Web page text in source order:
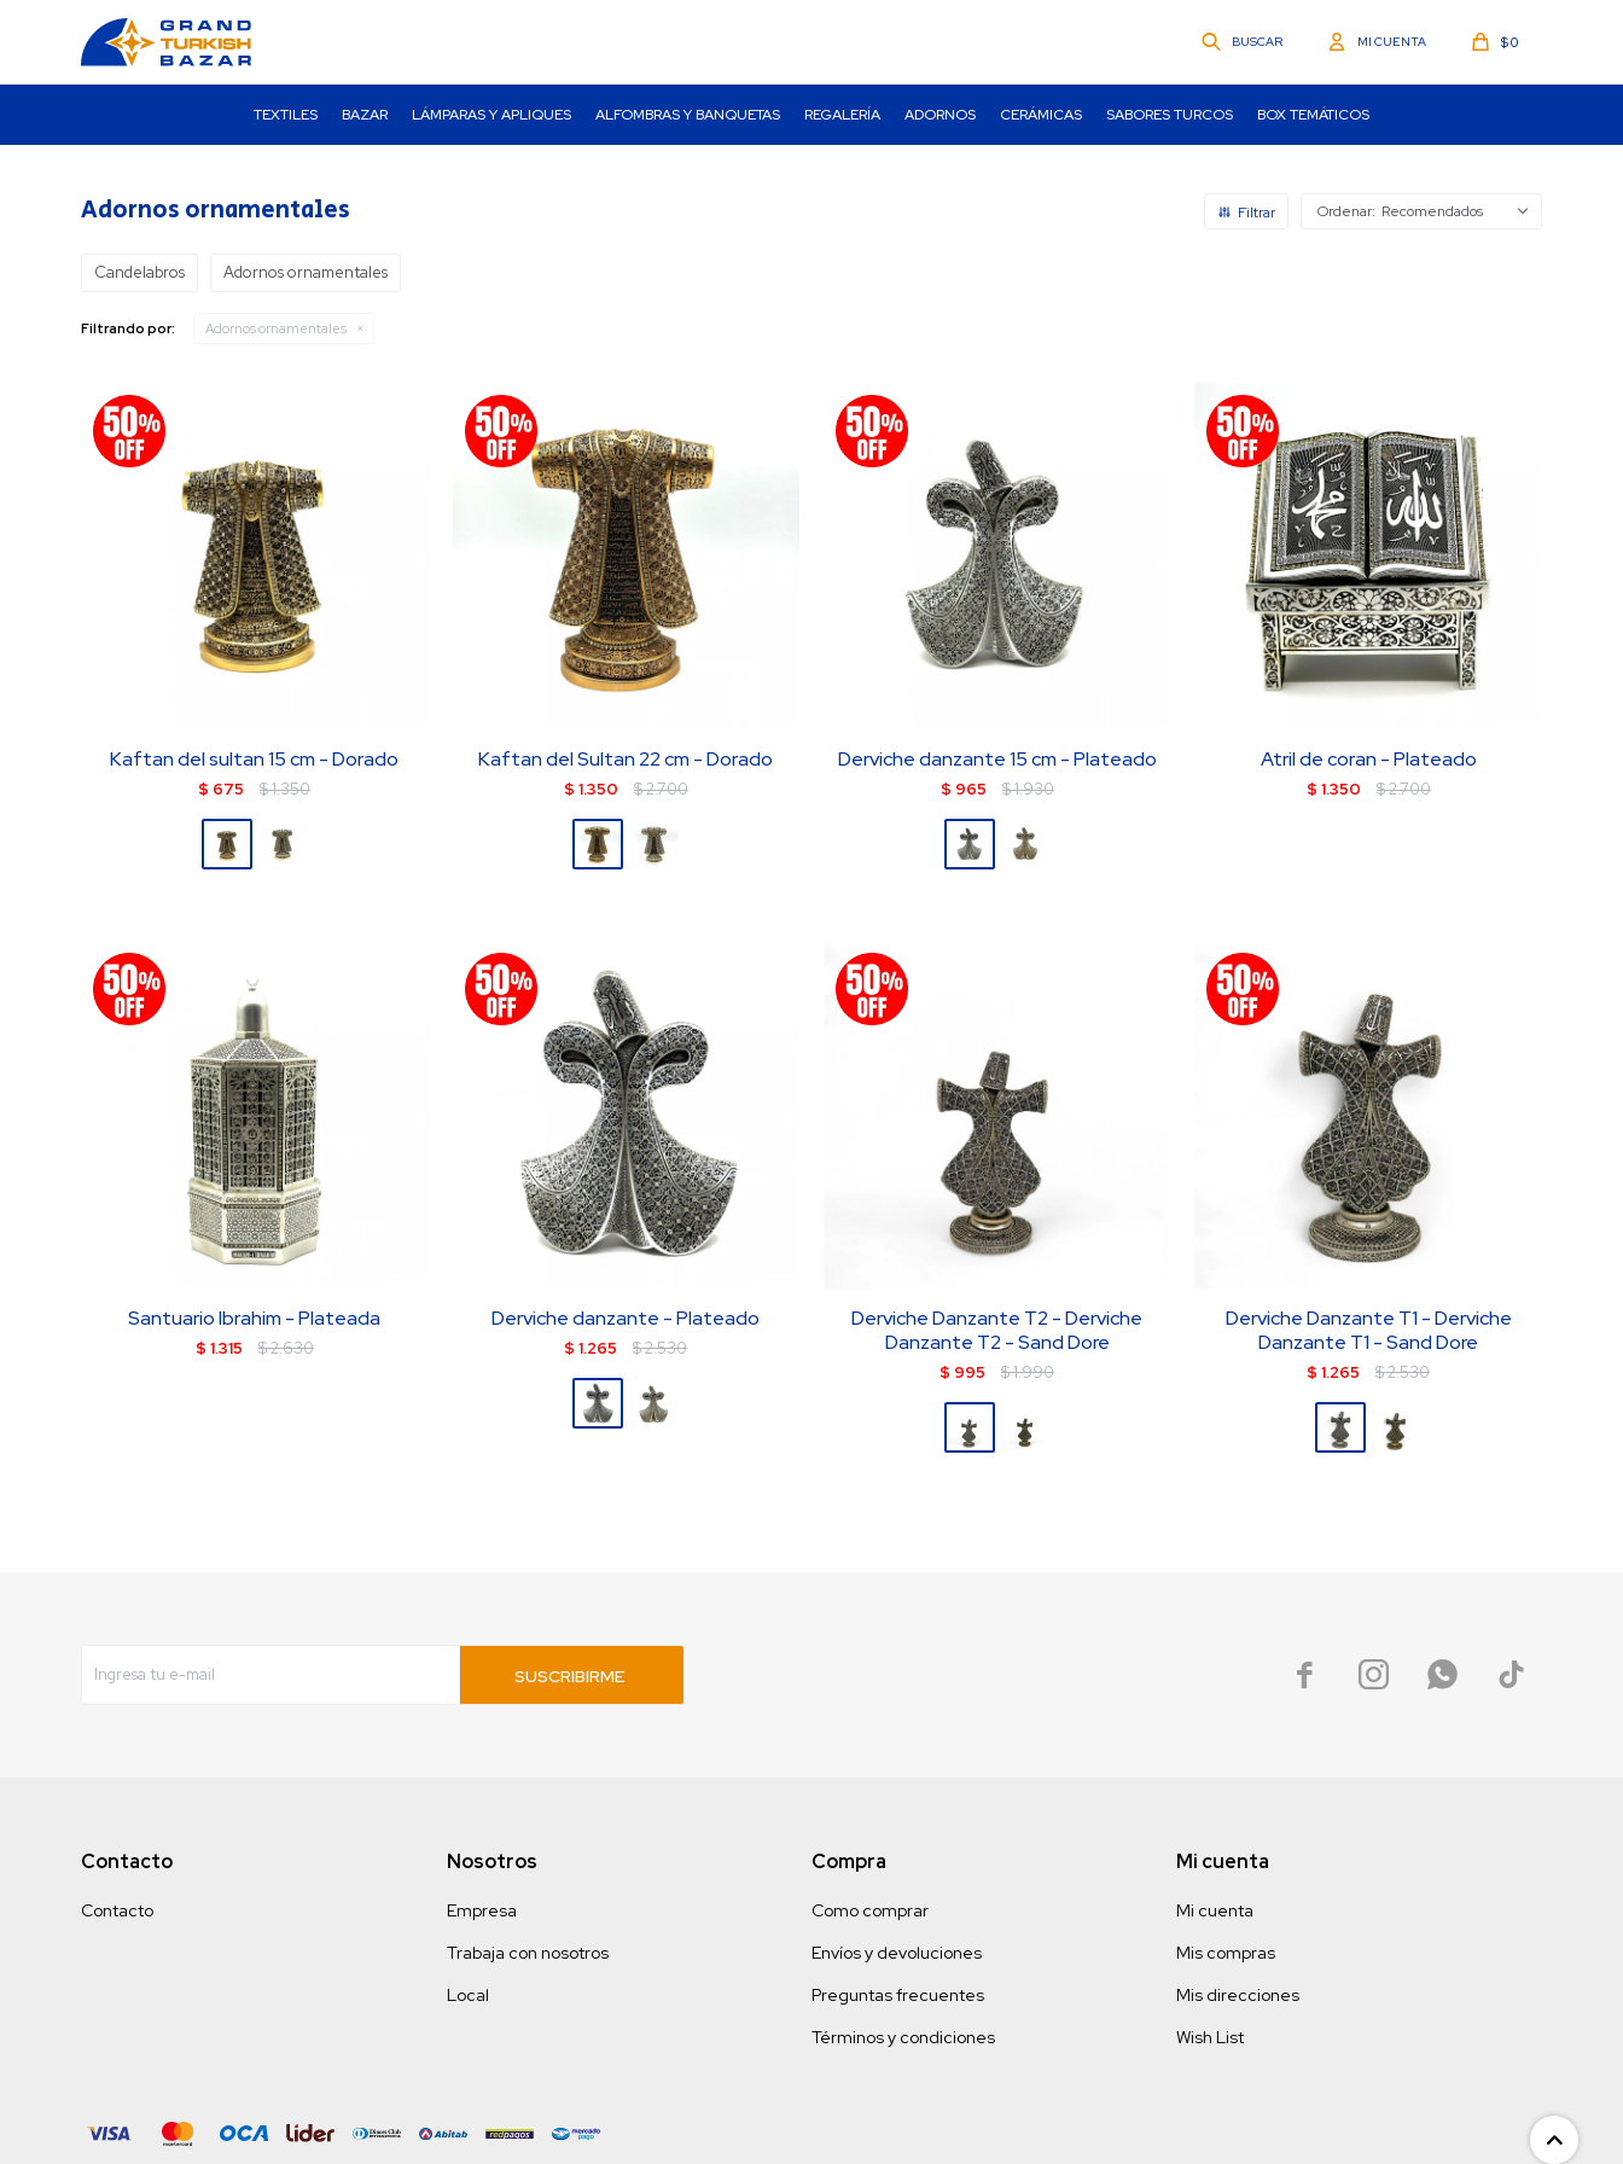
TEXTILES BAZAR LÁMPARAS Y APLIQUES ALFOMBRAS Y BANQUETAS REGALERÍA ADORNOS CERÁMICAS SABORES TURCOS BOX TEMÁTICOS
$0
Adornos ornamentales Recomendados
Candelabros Adornos ornamentales
Filtrando por: Adornos ornamentales
Kaftan del sultan 15 cm - Dorado
$ 675 $1.350
Kaftan del Sultan 22 cm - Dorado
$ 1.350 $2.700
Derviche danzante 15 cm - Plateado
$ 965 $1.930
Atril de coran - Plateado
$ 1.350 $2.700
Santuario Ibrahim - Plateada
$ 1.315 $2.630
Derviche danzante - Plateado
$ 1.265 $2.530
Derviche Danzante T2 - Derviche
Danzante T2 - Sand Dore
$ 995 $1.990
Derviche Danzante T1 - Derviche
Danzante T1 - Sand Dore
$ 1.265 $2.530
SUSCRIBIRME    
Contacto
Contacto
Nosotros
Empresa
Trabaja con nosotros
Local
Compra
Como comprar
Envíos y devoluciones
Preguntas frecuentes
Términos y condiciones
Mi cuenta
Mi cuenta
Mis compras
Mis direcciones
Wish List